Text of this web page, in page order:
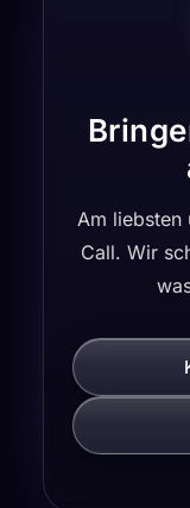
Am liebsten
Call. Wir